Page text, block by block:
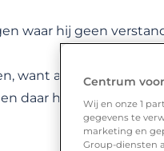
waar hij geen
want antwoorden
daar heeft hij vaak
Centrum
Wij en onze 1
gegevens te
marketing en
Group-diensten